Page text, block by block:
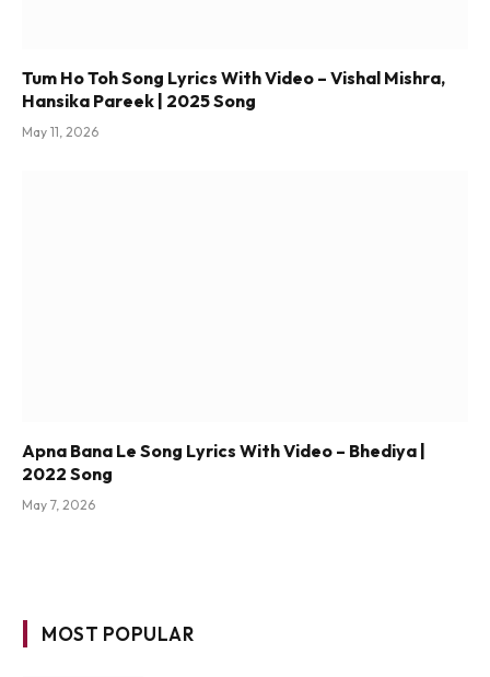
Tum Ho Toh Song Lyrics With Video – Vishal Mishra,
Hansika Pareek | 2025 Song
May 11, 2026
Apna Bana Le Song Lyrics With Video – Bhediya |
2022 Song
May 7, 2026
MOST POPULAR